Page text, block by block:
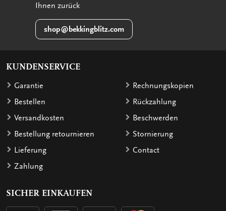
Ihnen zurück
shop@bekkingblitz.com
KUNDENSERVICE
Garantie
Bestellen
Versandkosten
Bestellung retournieren
Lieferung
Zahlung
Rechnungskopien
Rückzahlung
Beschwerden
Stornierung
Contact
SICHER EINKAUFEN